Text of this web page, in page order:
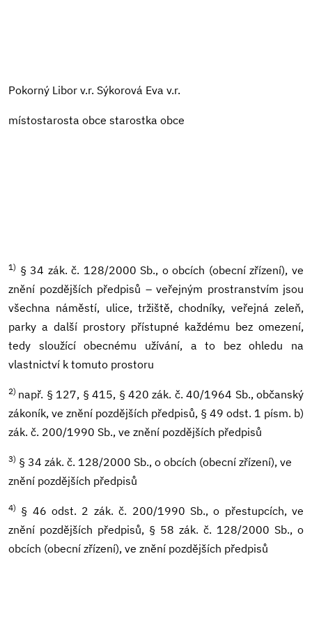
Pokorný Libor v.r. Sýkorová Eva v.r.
místostarosta obce starostka obce
1) § 34 zák. č. 128/2000 Sb., o obcích (obecní zřízení), ve
znění pozdějších předpisů – veřejným prostranstvím jsou
všechna náměstí, ulice, tržiště, chodníky, veřejná zeleň,
parky a další prostory přístupné každému bez omezení,
tedy sloužící obecnému užívání, a to bez ohledu na
vlastnictví k tomuto prostoru
2) např. § 127, § 415, § 420 zák. č. 40/1964 Sb., občanský
zákoník, ve znění pozdějších předpisů, § 49 odst. 1 písm. b)
zák. č. 200/1990 Sb., ve znění pozdějších předpisů
3) § 34 zák. č. 128/2000 Sb., o obcích (obecní zřízení), ve
znění pozdějších předpisů
4) § 46 odst. 2 zák. č. 200/1990 Sb., o přestupcích, ve
znění pozdějších předpisů, § 58 zák. č. 128/2000 Sb., o
obcích (obecní zřízení), ve znění pozdějších předpisů